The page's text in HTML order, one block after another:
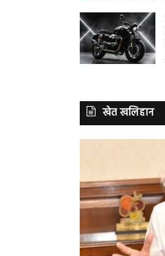
खेत खलिहान